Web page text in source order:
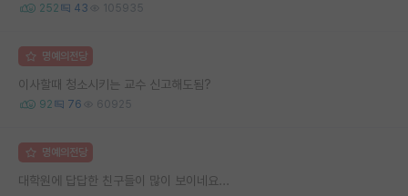
252 43 105935
명예의전당
이사할때 청소시키는 교수 신고해도됨?
92 76 60925
명예의전당
대학원에 답답한 친구들이 많이 보이네요...